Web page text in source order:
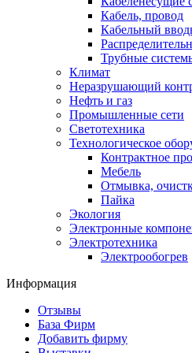
Кабель, провод
Кабельный
Трубные
Климат
Неразрушающий
Нефть и газ
Промышленные сети
Светотехника
Технологическое
Контрактное
Мебель
Отмывка,
Пайка
Экология
Электронные
Электротехника
Электрообогрев
Информация
Отзывы
База Фирм
Добавить фирму